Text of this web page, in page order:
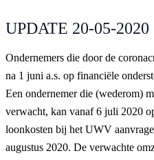
UPDATE 20-05-2020
Ondernemers die door de
na 1 juni a.s. op financiële
Een ondernemer die (wederom)
verwacht, kan vanaf 6 juli 2020
loonkosten bij het UWV
augustus 2020. De verwachte